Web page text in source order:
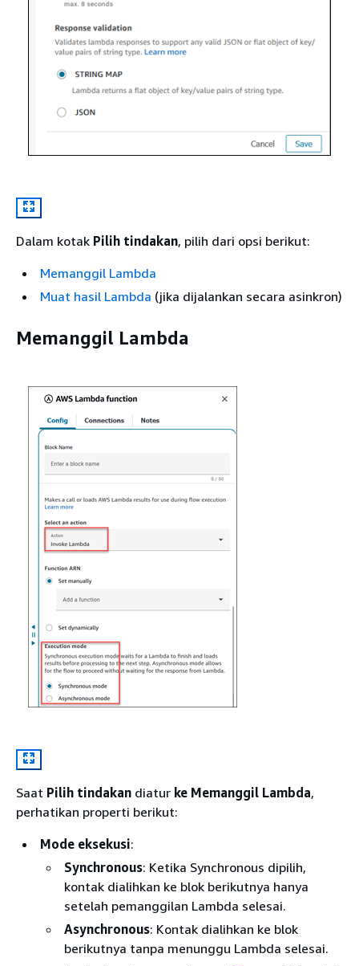
Dalam kotak Pilih tindakan, pilih dari opsi berikut:
Memanggil Lambda
Muat hasil Lambda (jika dijalankan secara asinkron)
Memanggil Lambda
Saat Pilih tindakan diatur ke Memanggil Lambda,
perhatikan properti berikut:
Mode eksekusi:
Synchronous: Ketika Synchronous dipilih,
kontak dialihkan ke blok berikutnya hanya
setelah pemanggilan Lambda selesai.
Asynchronous: Kontak dialihkan ke blok
berikutnya tanpa menunggu Lambda selesai.